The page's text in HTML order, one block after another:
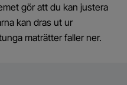
gör att du kan justera
kan dras ut ur
maträtter faller ner.